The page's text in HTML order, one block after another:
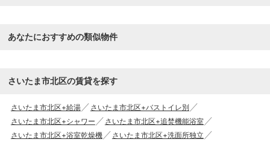
あなたにおすすめの類似物件
さいたま市北区の賃貸を探す
さいたま市北区+給湯
さいたま市北区+バストイレ別
さいたま市北区+シャワー
さいたま市北区+追焚機能浴室
さいたま市北区+浴室乾燥機
さいたま市北区+洗面所独立